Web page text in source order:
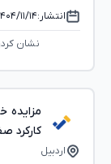
انتشار:۱۴۰۴/۱۱/
نشان
مزایده
کارکرد
اردبیل